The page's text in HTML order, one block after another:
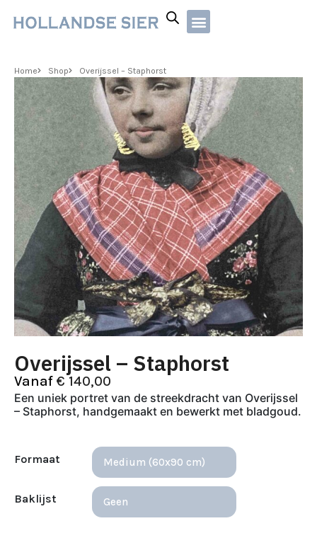
Home Shop Overijssel – Staphorst
Overijssel – Staphorst
Een uniek portret van de streekdracht van Overijssel
– Staphorst, handgemaakt en bewerkt met bladgoud.
Vanaf € 140,00
Formaat
Baklijst